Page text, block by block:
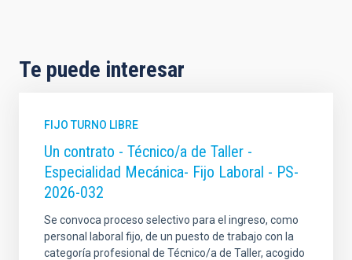
Te puede interesar
FIJO TURNO LIBRE
Un contrato - Técnico/a de Taller -
Especialidad Mecánica- Fijo Laboral - PS-
2026-032
Se convoca proceso selectivo para el ingreso, como
personal laboral fijo, de un puesto de trabajo con la
categoría profesional de Técnico/a de Taller, acogido